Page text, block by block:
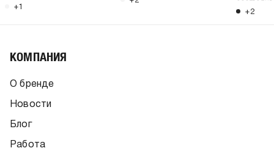
+1
+2
КОМПАНИЯ
О бренде
Новости
Блог
Работа